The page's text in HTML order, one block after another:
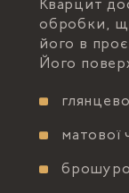
Кварцит
обробки,
його в
Його
матової